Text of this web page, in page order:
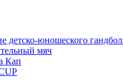
детско-юношеского
мяч
Кап